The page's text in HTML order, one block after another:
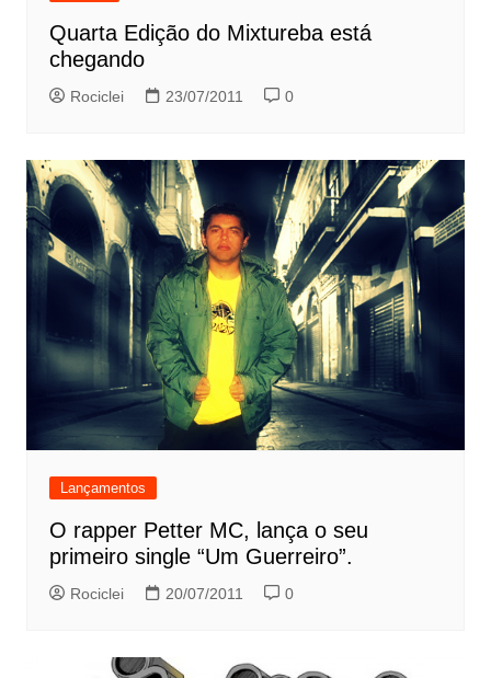
Quarta Edição do Mixtureba está
chegando
Rociclei 23/07/2011 0
Lançamentos
O rapper Petter MC, lança o seu
primeiro single “Um Guerreiro”.
Rociclei 20/07/2011 0